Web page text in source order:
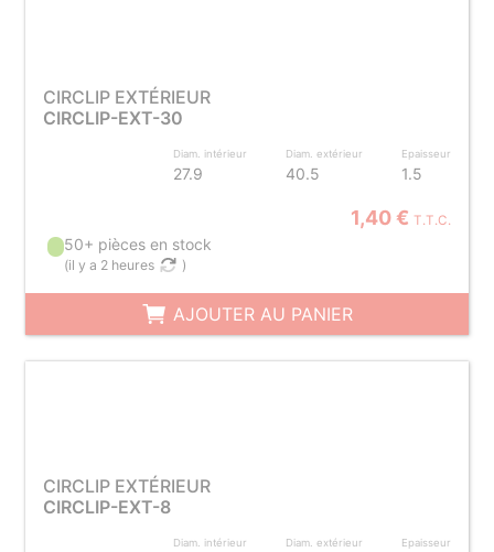
CIRCLIP EXTÉRIEUR
CIRCLIP-EXT-30
Diam. intérieur
27.9
Diam. extérieur
40.5
Epaisseur
1.5
1,40 € T.T.C.
50+ pièces en stock
(il y a 2 heures )
AJOUTER AU PANIER
CIRCLIP EXTÉRIEUR
CIRCLIP-EXT-8
Diam. intérieur Diam. extérieur Epaisseur